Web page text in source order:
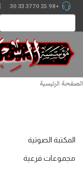
+98 25 3770 33 30
الصفحة الرئيسية
المكتبة الصوتية
مجموعات فرعية